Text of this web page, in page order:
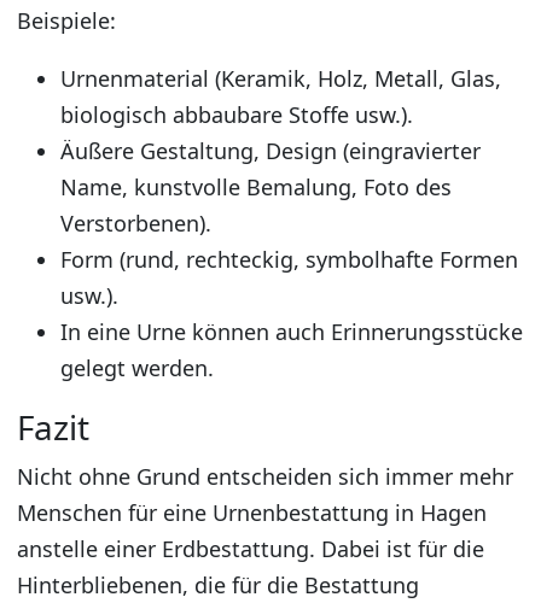
Beispiele:
Urnenmaterial (Keramik, Holz, Metall, Glas,
biologisch abbaubare Stoffe usw.).
Äußere Gestaltung, Design (eingravierter
Name, kunstvolle Bemalung, Foto des
Verstorbenen).
Form (rund, rechteckig, symbolhafte Formen
usw.).
In eine Urne können auch Erinnerungsstücke
gelegt werden.
Fazit
Nicht ohne Grund entscheiden sich immer mehr
Menschen für eine Urnenbestattung in Hagen
anstelle einer Erdbestattung. Dabei ist für die
Hinterbliebenen, die für die Bestattung